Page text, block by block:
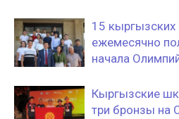
15 кыргызских
ежемесячно
начала
Кыргызские
три бронзы на